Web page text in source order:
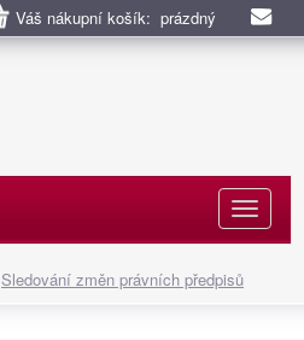
Váš nákupní košík: prázdný
Sledování změn právních předpisů